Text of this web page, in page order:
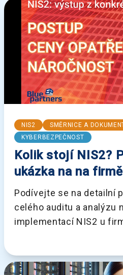
NIS2
SMĚRNICE A
KYBERBEZPEČNOST
Kolik stojí NIS2?
ukázka na na
Podívejte se na detailní
celého auditu a analýzu
implementací NIS2 u